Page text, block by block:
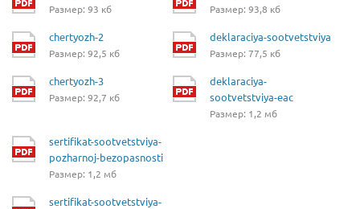
Размер: 93 кб
chertyozh-2
Размер: 92,5 кб
chertyozh-3
Размер: 92,7 кб
Размер: 93,8 кб
deklaraciya-sootvetstviya
Размер: 77,5 кб
deklaraciya-
sootvetstviya-eac
Размер: 1,2 мб
sertifikat-sootvetstviya-
pozharnoj-bezopasnosti
Размер: 1,2 мб
sertifikat-sootvetstviya-